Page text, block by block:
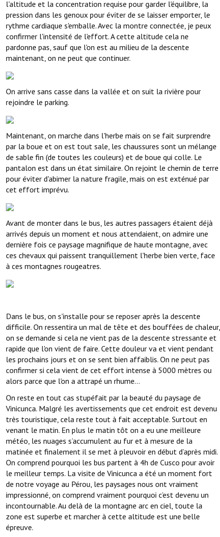
l'altitude et la concentration requise pour garder l'équilibre, la
pression dans les genoux pour éviter de se laisser emporter, le
rythme cardiaque s'emballe. Avec la montre connectée, je peux
confirmer l'intensité de l'effort. A cette altitude cela ne
pardonne pas, sauf que l'on est au milieu de la descente
maintenant, on ne peut que continuer.
On arrive sans casse dans la vallée et on suit la rivière pour
rejoindre le parking.
Maintenant, on marche dans l'herbe mais on se fait surprendre
par la boue et on est tout sale, les chaussures sont un mélange
de sable fin (de toutes les couleurs) et de boue qui colle. Le
pantalon est dans un état similaire. On rejoint le chemin de terre
pour éviter d'abimer la nature fragile, mais on est exténué par
cet effort imprévu.
Avant de monter dans le bus, les autres passagers étaient déjà
arrivés depuis un moment et nous attendaient, on admire une
dernière fois ce paysage magnifique de haute montagne, avec
ces chevaux qui paissent tranquillement l'herbe bien verte, face
à ces montagnes rougeatres.
Dans le bus, on s'installe pour se reposer après la descente
difficile. On ressentira un mal de tête et des bouffées de chaleur,
on se demande si cela ne vient pas de la descente stressante et
rapide que l'on vient de faire. Cette douleur va et vient pendant
les prochains jours et on se sent bien affaiblis. On ne peut pas
confirmer si cela vient de cet effort intense à 5000 mètres ou
alors parce que l'on a attrapé un rhume...
On reste en tout cas stupéfait par la beauté du paysage de
Vinicunca. Malgré les avertissements que cet endroit est devenu
très touristique, cela reste tout à fait acceptable. Surtout en
venant le matin. En plus le matin tôt on a eu une meilleure
météo, les nuages s’accumulent au fur et à mesure de la
matinée et finalement il se met à pleuvoir en début d’après midi.
On comprend pourquoi les bus partent à 4h de Cusco pour avoir
le meilleur temps. La visite de Vinicunca a été un moment fort
de notre voyage au Pérou, les paysages nous ont vraiment
impressionné, on comprend vraiment pourquoi c’est devenu un
incontournable. Au delà de la montagne arc en ciel, toute la
zone est superbe et marcher à cette altitude est une belle
épreuve.